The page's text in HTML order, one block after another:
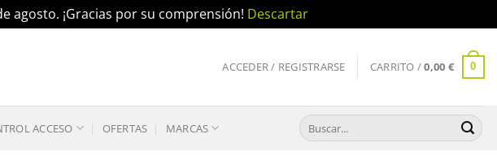
agosto. ¡Gracias por su comprensión! Descartar
ACCEDER / REGISTRARSE CARRITO /0,00 € 0
ACCESO OFERTAS MARCAS
Buscar
por: